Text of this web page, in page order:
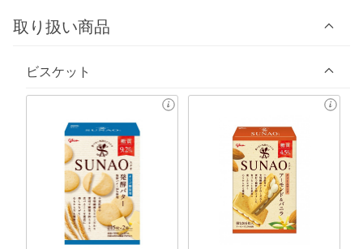
取り扱い商品
ビスケット